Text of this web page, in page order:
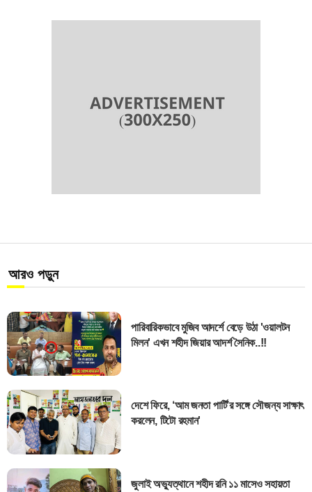
আরও পড়ুন
পারিবারিকভাবে মুজিব আদর্শে বেড়ে উঠা 'ওয়ালটন
মিলন' এখন শহীদ জিয়ার আদর্শ সৈনিক..!!
দেশে ফিরে, ‘আম জনতা পার্টি’র সঙ্গে সৌজন্য সাক্ষাৎ
করলেন, টিটো রহমান'
জুলাই অভ্যুত্থানে শহীদ রনি ১১ মাসেও সহায়তা